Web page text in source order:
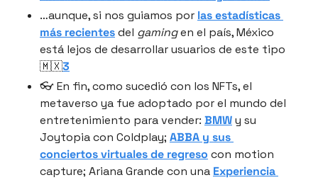
…aunque, si nos guiamos por las estadísticas
más recientes del gaming en el país, México
está lejos de desarrollar usuarios de este tipo
🇲🇽3
👓 En fin, como sucedió con los NFTs, el
metaverso ya fue adoptado por el mundo del
entretenimiento para vender: BMW y su
Joytopia con Coldplay; ABBA y sus
conciertos virtuales de regreso con motion
capture; Ariana Grande con una Experiencia